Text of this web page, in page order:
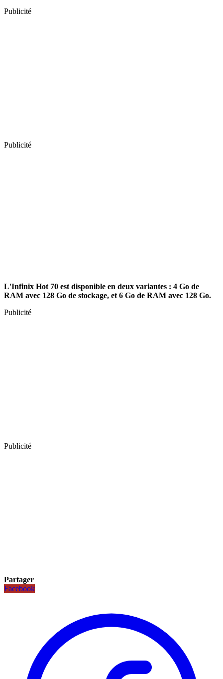
Publicité
Publicité
L'Infinix Hot 70 est disponible en deux variantes : 4 Go de
RAM avec 128 Go de stockage, et 6 Go de RAM avec 128 Go.
Publicité
Publicité
Partager
Facebook